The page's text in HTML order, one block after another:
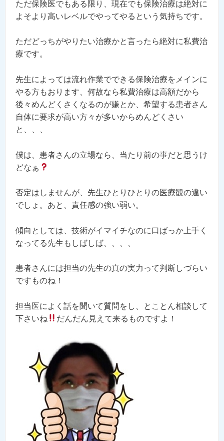
ただ保険医でもある限り、現在でも保険治療は絶対に
よそより高いレベルでやってやるという気持ちです。
ただどっちがやりたい治療かと言ったら絶対に私費治
療です。
先生によっては流れ作業でできる保険治療をメインに
やる方もおります、何故なら私費治療は高額だから
後々めんどくさくなるのが嫌とか、希望する患者さん
自体に要求が高い方々が多いからめんどくさい
と、、、
僕は、患者さんの立場なら、当たり前の事だと思うけ
どなぁ
否定はしませんが、先生ひとりひとりの医療観の違い
でしょ。あと、責任感の強い弱い。
傾向としては、技術がイマイチなのに口ばっか上手く
なってる先生もしばしば、、、、
患者さんには担当の先生の真の実力って判断しづらい
ですものね！
担当医によく話を聞いて質問をし、とことん相談して
下さいね
だんだん見えて来るものですよ！